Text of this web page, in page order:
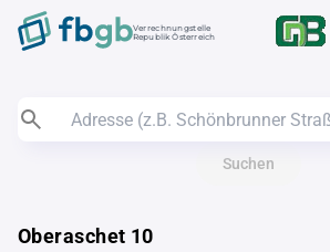
Verrechnungstelle
Republik Österreich
Suchen
Oberaschet 10